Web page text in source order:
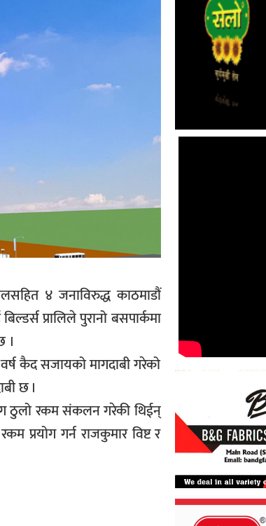
४ जनाविरुद्ध काठमाडौं
प्रालिले पुरानो बसपार्कमा
।
कैद सजायको मागदाबी गरेको
छ ।
ठुलो रकम संकलन गरेकी थिईन्
प्रयोग गर्न राजकुमार विष्ट र